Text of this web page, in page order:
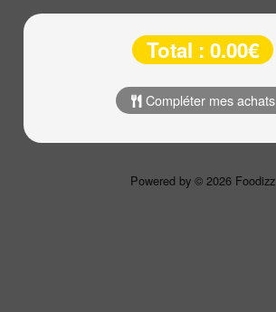
Total : 0.00€
Compléter mes achats
Powered by © 2026 Foodizz